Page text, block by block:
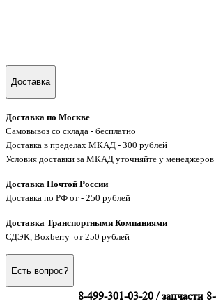
Доставка
Доставка по Москве
Самовывоз со склада - бесплатно
Доставка в пределах МКАД - 300 рублей
Условия доставки за МКАД уточняйте у менеджеров
Доставка Почтой России
Доставка по РФ от - 250 рублей
Доставка Транспортными Компаниями
СДЭК, Boxberry от 250 рублей
Есть вопрос?
8-499-301-03-20 / запчасти